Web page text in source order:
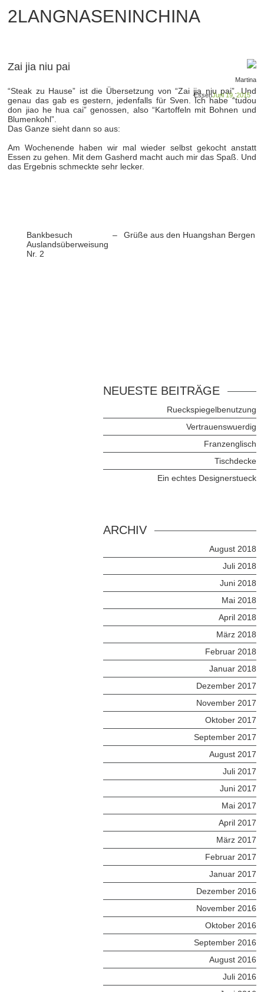
2LANGNASENINCHINA
Zai jia niu pai
Martina
Juni 19, 2015
Essen
“Steak zu Hause” ist die Übersetzung von “Zai jia niu pai”. Und
genau das gab es gestern, jedenfalls für Sven. Ich habe “tudou
don jiao he hua cai” genossen, also “Kartoffeln mit Bohnen und
Blumenkohl”.
Das Ganze sieht dann so aus:
Am Wochenende haben wir mal wieder selbst gekocht anstatt
Essen zu gehen. Mit dem Gasherd macht auch mir das Spaß. Und
das Ergebnis schmeckte sehr lecker.
Bankbesuch –
Auslandsüberweisung
Nr. 2
Grüße aus den Huangshan Bergen
NEUESTE BEITRÄGE
Rueckspiegelbenutzung
Vertrauenswuerdig
Franzenglisch
Tischdecke
Ein echtes Designerstueck
ARCHIV
August 2018
Juli 2018
Juni 2018
Mai 2018
April 2018
März 2018
Februar 2018
Januar 2018
Dezember 2017
November 2017
Oktober 2017
September 2017
August 2017
Juli 2017
Juni 2017
Mai 2017
April 2017
März 2017
Februar 2017
Januar 2017
Dezember 2016
November 2016
Oktober 2016
September 2016
August 2016
Juli 2016